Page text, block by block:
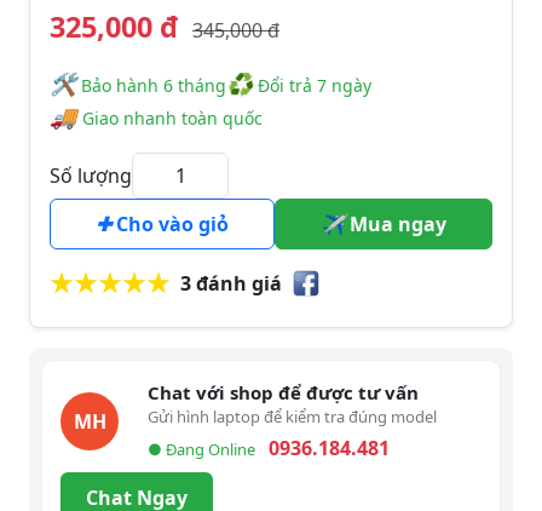
325,000 đ 345,000 đ
🛠️️ Bảo hành 6 tháng♻Đổi trả 7 ngày
🚚Giao nhanh toàn quốc
Số lượng
Cho vào giỏ
Mua ngay
3 đánh giá
MH
Chat với shop để được tư vấn
Gửi hình laptop để kiểm tra đúng model
● Đang Online
0936.184.481
Chat Ngay